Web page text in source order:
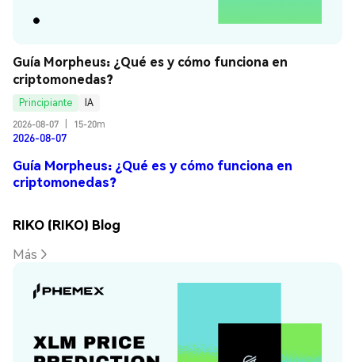
Guía Morpheus: ¿Qué es y cómo funciona en
criptomonedas?
Principiante
IA
2026-08-07
15-20m
2026-08-07
Guía Morpheus: ¿Qué es y cómo funciona en
criptomonedas?
RIKO (RIKO) Blog
Más